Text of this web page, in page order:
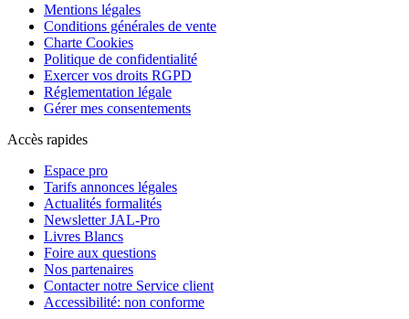
Mentions légales
Conditions générales de vente
Charte Cookies
Politique de confidentialité
Exercer vos droits RGPD
Réglementation légale
Gérer mes consentements
Accès rapides
Espace pro
Tarifs annonces légales
Actualités formalités
Newsletter JAL-Pro
Livres Blancs
Foire aux questions
Nos partenaires
Contacter notre Service client
Accessibilité: non conforme